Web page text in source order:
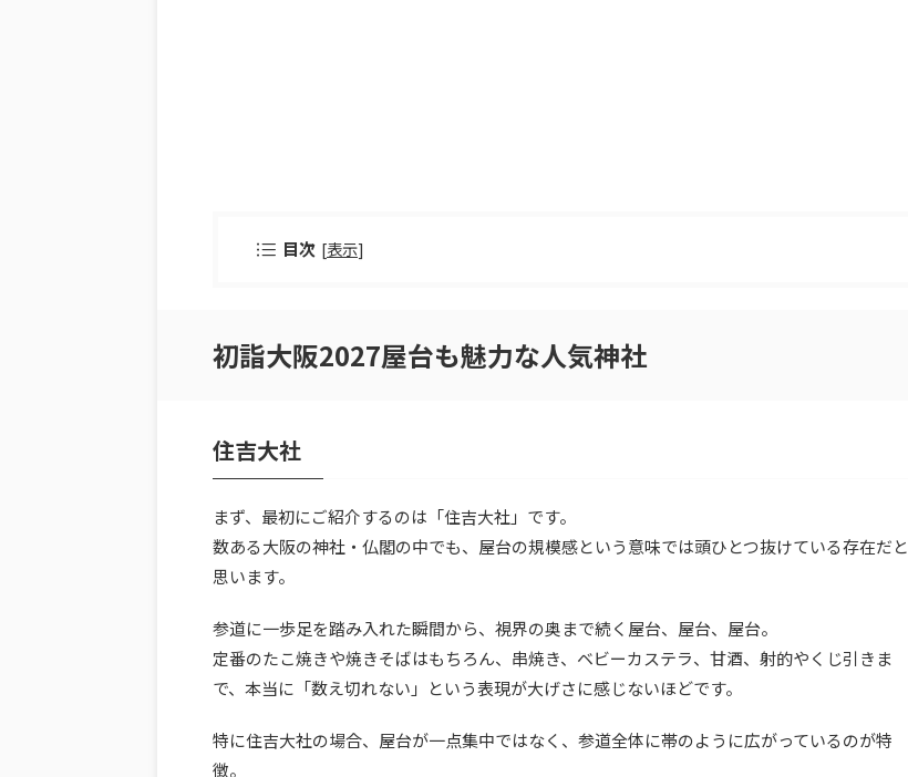
目次 [表示]
初詣大阪2027屋台も魅力な人気神社
住吉大社
まず、最初にご紹介するのは「住吉大社」です。
数ある大阪の神社・仏閣の中でも、屋台の規模感という意味では頭ひとつ抜けている存在だと
思います。
参道に一歩足を踏み入れた瞬間から、視界の奥まで続く屋台、屋台、屋台。
定番のたこ焼きや焼きそばはもちろん、串焼き、ベビーカステラ、甘酒、射的やくじ引きま
で、本当に「数え切れない」という表現が大げさに感じないほどです。
特に住吉大社の場合、屋台が一点集中ではなく、参道全体に帯のように広がっているのが特
徴。